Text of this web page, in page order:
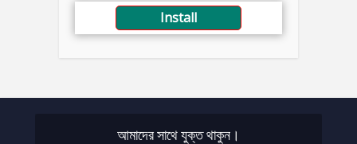
Install
আমাদের সাথে যুক্ত থাকুন।